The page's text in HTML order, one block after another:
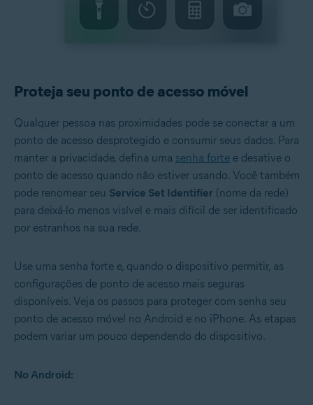
Proteja seu ponto de acesso móvel
Qualquer pessoa nas proximidades pode se conectar a um
ponto de acesso desprotegido e consumir seus dados. Para
manter a privacidade, defina uma senha forte e desative o
ponto de acesso quando não estiver usando. Você também
pode renomear seu Service Set Identifier (nome da rede)
para deixá-lo menos visível e mais difícil de ser identificado
por estranhos na sua rede.
Use uma senha forte e, quando o dispositivo permitir, as
configurações de ponto de acesso mais seguras
disponíveis. Veja os passos para proteger com senha seu
ponto de acesso móvel no Android e no iPhone. As etapas
podem variar um pouco dependendo do dispositivo.
No Android: